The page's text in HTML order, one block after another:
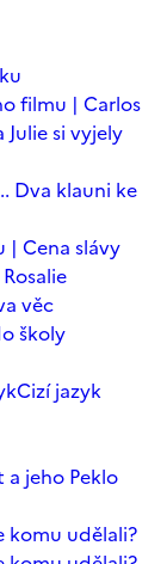
filmu | Carlos
si vyjely
Dva klauni ke
| Cena slávy
věc
školy
Cizí jazyk
jeho Peklo
komu udělali?